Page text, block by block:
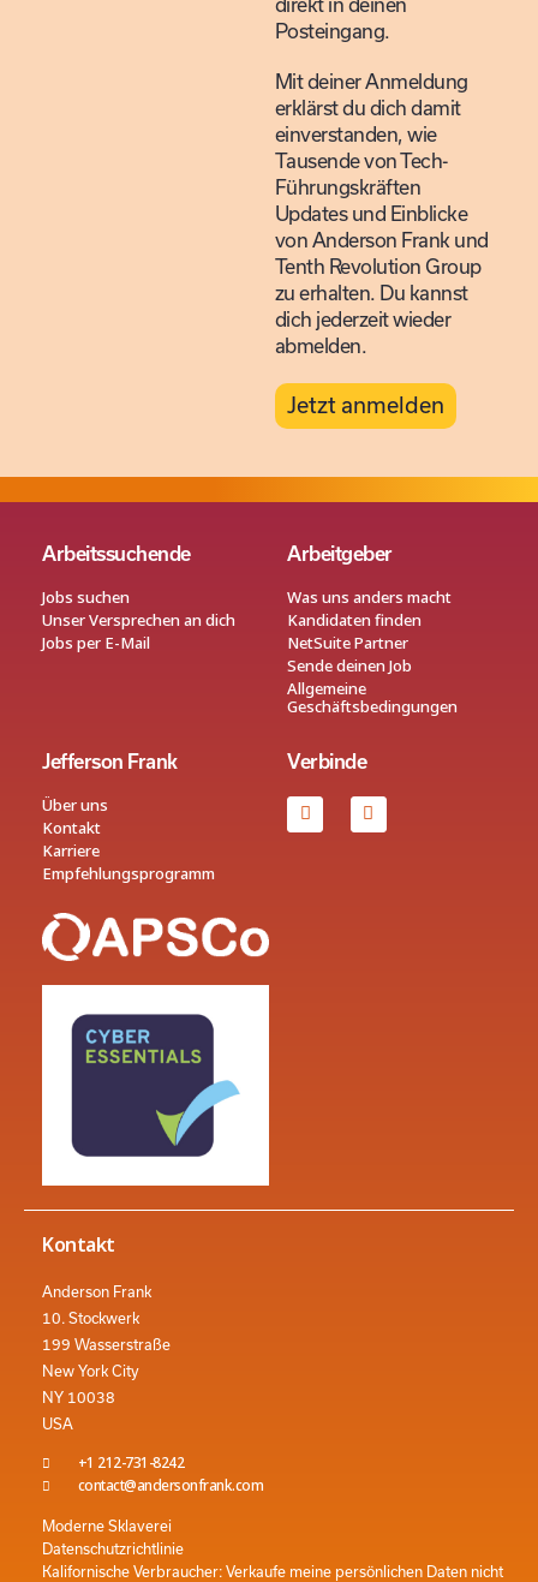
direkt in deinen
Posteingang.
Mit deiner Anmeldung
erklärst du dich damit
einverstanden, wie
Tausende von Tech-
Führungskräften
Updates und Einblicke
von Anderson Frank und
Tenth Revolution Group
zu erhalten. Du kannst
dich jederzeit wieder
abmelden.
Jetzt anmelden
Arbeitssuchende
Jobs suchen
Unser Versprechen an dich
Jobs per E-Mail
Arbeitgeber
Was uns anders macht
Kandidaten finden
NetSuite Partner
Sende deinen Job
Allgemeine
Geschäftsbedingungen
Jefferson Frank
Über uns
Kontakt
Karriere
Empfehlungsprogramm
Verbinde
Kontakt
Anderson Frank
10. Stockwerk
199 Wasserstraße
New York City
NY 10038
USA
+1 212-731-8242
contact@andersonfrank.com
Moderne Sklaverei
Datenschutzrichtlinie
Kalifornische Verbraucher: Verkaufe meine persönlichen Daten nicht